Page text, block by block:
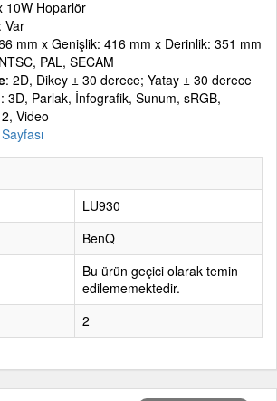
10W Hoparlör
: Var
mm x Genişlik: 416 mm x Derinlik: 351 mm
PAL, SECAM
: 2D, Dikey ± 30 derece; Yatay ± 30 derece
: 3D, Parlak, İnfografik, Sunum, sRGB,
2, Video
LU930
BenQ
Bu ürün geçici olarak temin
edilememektedir.
2